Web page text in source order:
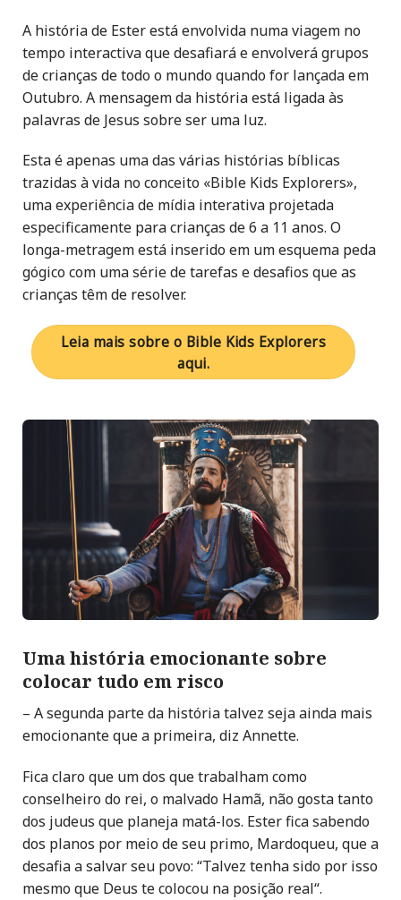
A história de Ester está envolvida numa viagem no
tempo interactiva que desafiará e envolverá grupos
de crianças de todo o mundo quando for lançada em
Outubro. A mensagem da história está ligada às
palavras de Jesus sobre ser uma luz.
Esta é apenas uma das várias histórias bíblicas
trazidas à vida no conceito «Bible Kids Explorers»,
uma experiência de mídia interativa projetada
especificamente para crianças de 6 a 11 anos. O
longa-metragem está inserido em um esquema peda
gógico com uma série de tarefas e desafios que as
crianças têm de resolver.
Leia mais sobre o Bible Kids Explorers
aqui.
Uma história emocionante sobre
colocar tudo em risco
– A segunda parte da história talvez seja ainda mais
emocionante que a primeira, diz Annette.
Fica claro que um dos que trabalham como
conselheiro do rei, o malvado Hamã, não gosta tanto
dos judeus que planeja matá-los. Ester fica sabendo
dos planos por meio de seu primo, Mardoqueu, que a
desafia a salvar seu povo: “Talvez tenha sido por isso
mesmo que Deus te colocou na posição real“.